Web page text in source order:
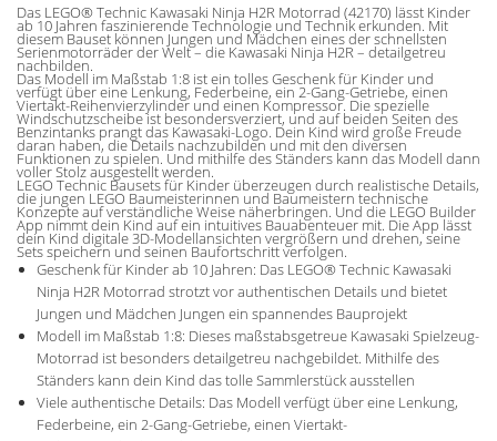
Das LEGO® Technic Kawasaki Ninja H2R Motorrad (42170) lässt Kinder
ab 10 Jahren faszinierende Technologie und Technik erkunden. Mit
diesem Bauset können Jungen und Mädchen eines der schnellsten
Serienmotorräder der Welt – die Kawasaki Ninja H2R – detailgetreu
nachbilden.
Das Modell im Maßstab 1:8 ist ein tolles Geschenk für Kinder und
verfügt über eine Lenkung, Federbeine, ein 2-Gang-Getriebe, einen
Viertakt-Reihenvierzylinder und einen Kompressor. Die spezielle
Windschutzscheibe ist besondersverziert, und auf beiden Seiten des
Benzintanks prangt das Kawasaki-Logo. Dein Kind wird große Freude
daran haben, die Details nachzubilden und mit den diversen
Funktionen zu spielen. Und mithilfe des Ständers kann das Modell dann
voller Stolz ausgestellt werden.
LEGO Technic Bausets für Kinder überzeugen durch realistische Details,
die jungen LEGO Baumeisterinnen und Baumeistern technische
Konzepte auf verständliche Weise näherbringen. Und die LEGO Builder
App nimmt dein Kind auf ein intuitives Bauabenteuer mit. Die App lässt
dein Kind digitale 3D-Modellansichten vergrößern und drehen, seine
Sets speichern und seinen Baufortschritt verfolgen.
Geschenk für Kinder ab 10 Jahren: Das LEGO® Technic Kawasaki
Ninja H2R Motorrad strotzt vor authentischen Details und bietet
Jungen und Mädchen Jungen ein spannendes Bauprojekt
Modell im Maßstab 1:8: Dieses maßstabsgetreue Kawasaki Spielzeug-
Motorrad ist besonders detailgetreu nachgebildet. Mithilfe des
Ständers kann dein Kind das tolle Sammlerstück ausstellen
Viele authentische Details: Das Modell verfügt über eine Lenkung,
Federbeine, ein 2-Gang-Getriebe, einen Viertakt-